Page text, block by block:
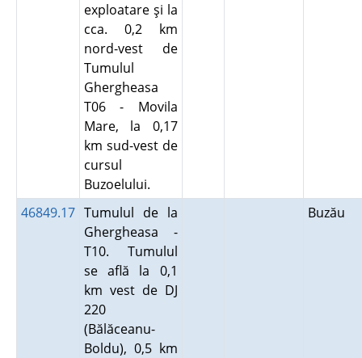
exploatare şi la
cca. 0,2 km
nord-vest de
Tumulul
Ghergheasa
T06 - Movila
Mare, la 0,17
km sud-vest de
cursul
Buzoelului.
46849.17 Tumulul de la
Ghergheasa -
T10. Tumulul
se află la 0,1
km vest de DJ
220
(Bălăceanu-
Boldu), 0,5 km
Buzău